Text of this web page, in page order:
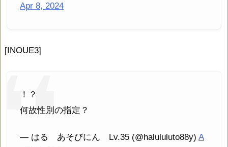
Apr 8, 2024
[INOUE3]
！？
何故性別の指定？
— はる あそびにん Lv.35 (@halululuto88y) A